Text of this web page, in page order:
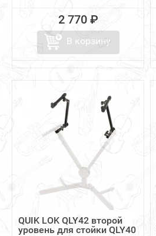
2 770 ₽
В корзину
QUIK LOK QLY42 второй
уровень для стойки QLY40